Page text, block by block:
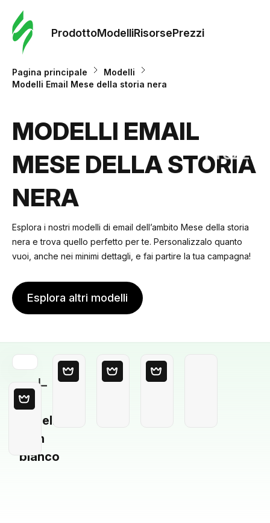
ProdottoModelliRisorsePrezzi
Prezzi
Pagina principale
Modelli
Modelli Email Mese della storia nera
MODELLI EMAIL
MESE DELLA STORIA
NERA
Esplora i nostri modelli di email dell’ambito Mese della storia
nera e trova quello perfetto per te. Personalizzalo quanto
vuoi, anche nei minimi dettagli, e fai partire la tua campagna!
Esplora altri modelli
Modello
in
bianco